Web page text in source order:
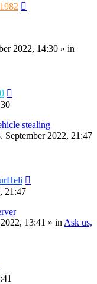
2022, 14:30 » in
stealing
September 2022, 21:47
21:47
13:41 » in Ask us,